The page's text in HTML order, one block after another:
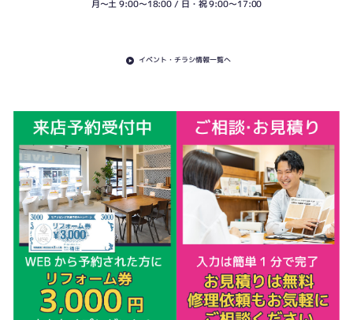
月〜土 9:00〜18:00 / 日・祝 9:00〜17:00
イベント・チラシ情報一覧へ